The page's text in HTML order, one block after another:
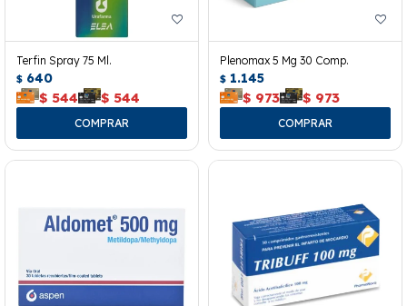
Terfin Spray 75 Ml.
$ 640
$ 544 $ 544
Plenomax 5 Mg 30 Comp.
$ 1.145
$ 973 $ 973